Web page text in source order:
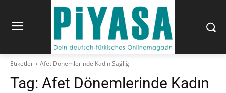
Etiketler Afet Dönemlerinde Kadın Sağlığı
Tag: Afet Dönemlerinde Kadın